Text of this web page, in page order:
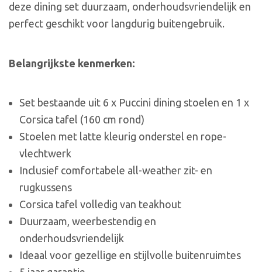
deze dining set duurzaam, onderhoudsvriendelijk en
perfect geschikt voor langdurig buitengebruik.
Belangrijkste kenmerken:
Set bestaande uit 6 x Puccini dining stoelen en 1 x
Corsica tafel (160 cm rond)
Stoelen met latte kleurig onderstel en rope-
vlechtwerk
Inclusief comfortabele all-weather zit- en
rugkussens
Corsica tafel volledig van teakhout
Duurzaam, weerbestendig en
onderhoudsvriendelijk
Ideaal voor gezellige en stijlvolle buitenruimtes